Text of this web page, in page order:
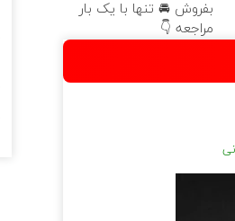
بفروش 🚘 تنها با یک بار
مراجعه 👇